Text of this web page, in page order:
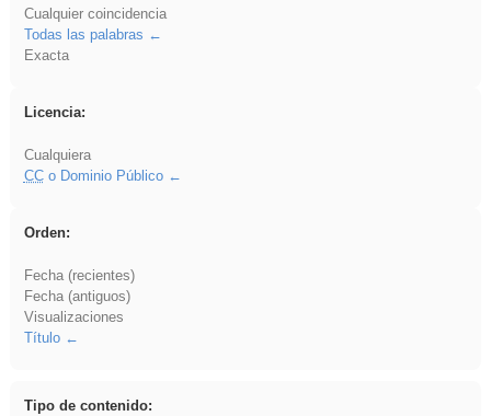
Cualquier coincidencia
Todas las palabras
Exacta
Licencia:
Cualquiera
CCo Dominio Público
Orden:
Fecha (recientes)
Fecha (antiguos)
Visualizaciones
Título
Tipo de contenido: